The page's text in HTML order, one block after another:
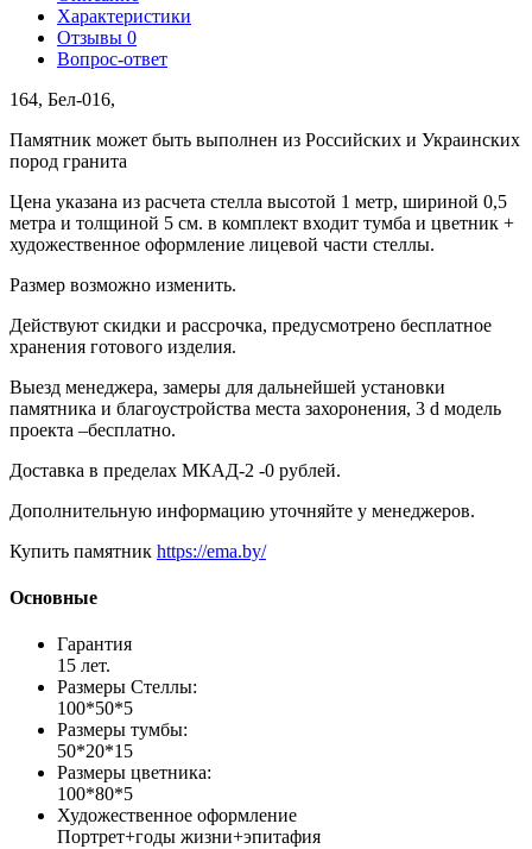
Характеристики
Отзывы 0
Вопрос-ответ
164, Бел-016,
Памятник может быть выполнен из Российских и Украинских
пород гранита
Цена указана из расчета стелла высотой 1 метр, шириной 0,5
метра и толщиной 5 см. в комплект входит тумба и цветник +
художественное оформление лицевой части стеллы.
Размер возможно изменить.
Действуют скидки и рассрочка, предусмотрено бесплатное
хранения готового изделия.
Выезд менеджера, замеры для дальнейшей установки
памятника и благоустройства места захоронения, 3 d модель
проекта –бесплатно.
Доставка в пределах МКАД-2 -0 рублей.
Дополнительную информацию уточняйте у менеджеров.
Купить памятник https://ema.by/
Основные
Гарантия
15 лет.
Размеры Стеллы:
100*50*5
Размеры тумбы:
50*20*15
Размеры цветника:
100*80*5
Художественное оформление
Портрет+годы жизни+эпитафия